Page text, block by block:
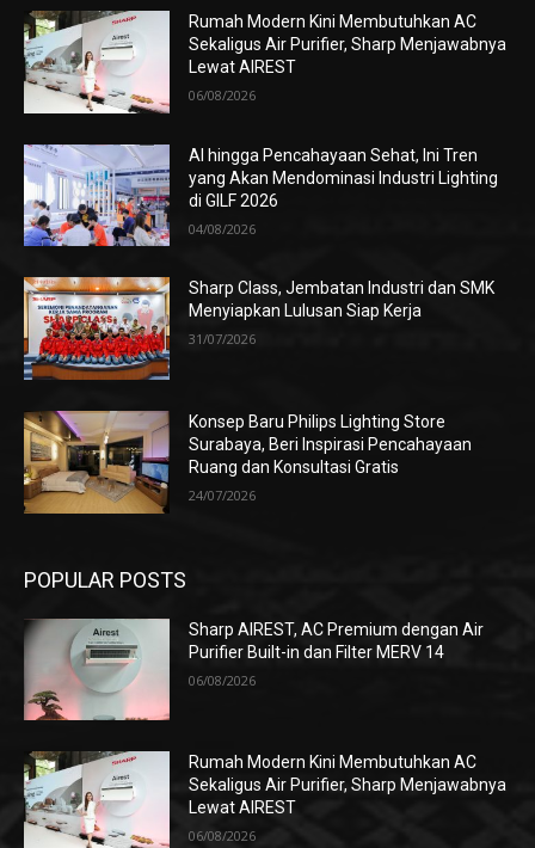
Rumah Modern Kini Membutuhkan AC
Sekaligus Air Purifier, Sharp Menjawabnya
Lewat AIREST
06/08/2026
AI hingga Pencahayaan Sehat, Ini Tren
yang Akan Mendominasi Industri Lighting
di GILF 2026
04/08/2026
Sharp Class, Jembatan Industri dan SMK
Menyiapkan Lulusan Siap Kerja
31/07/2026
Konsep Baru Philips Lighting Store
Surabaya, Beri Inspirasi Pencahayaan
Ruang dan Konsultasi Gratis
24/07/2026
POPULAR POSTS
Sharp AIREST, AC Premium dengan Air
Purifier Built-in dan Filter MERV 14
06/08/2026
Rumah Modern Kini Membutuhkan AC
Sekaligus Air Purifier, Sharp Menjawabnya
Lewat AIREST
06/08/2026